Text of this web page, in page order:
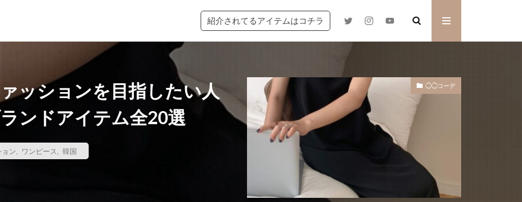
紹介されてるアイテムはコチラ
ッションを目指したい人
ンドアイテム全20選
ョン ワンピース 韓国
◯◯コーデ
ョルダーバッグ イエベ プチプラ